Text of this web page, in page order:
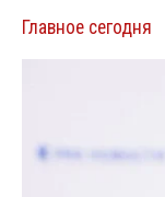
Главное сегодня